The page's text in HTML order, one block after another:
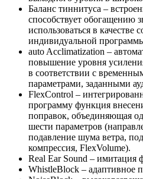
Баланс тиннитуса –
способствует обогащению
использоваться в качестве
индивидуальной
auto Acclimatization –
повышение уровня
в соответствии с
параметрами, заданными
FlexControl –
программу функция
поправок, объединяющая
шести параметров
подавление шума ветра,
компрессия, FlexVolume).
Real Ear Sound –
WhistleBlock – адаптивное